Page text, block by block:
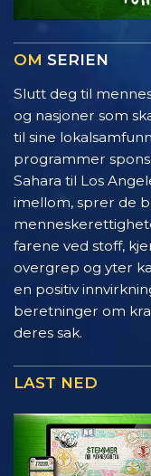
OM SERIEN
Slutt deg til
og nasjoner som
til sine
programmer
Sahara til Los
imellom, sprer de
farene ved stoff,
overgrep og yter
en positiv
beretninger om
deres sak.
LAST NED